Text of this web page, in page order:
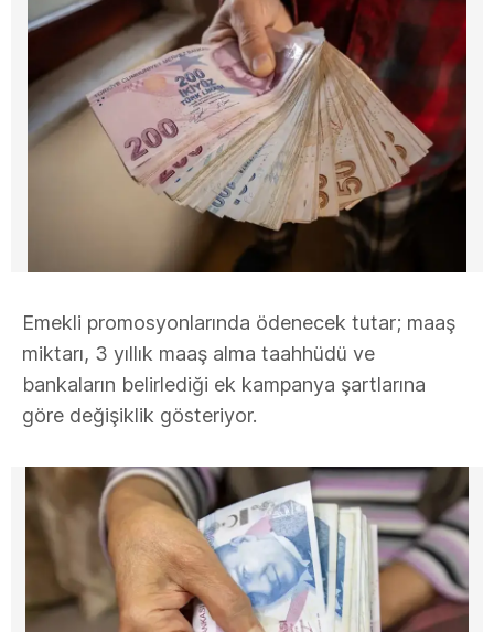
Emekli promosyonlarında ödenecek tutar; maaş
miktarı, 3 yıllık maaş alma taahhüdü ve
bankaların belirlediği ek kampanya şartlarına
göre değişiklik gösteriyor.